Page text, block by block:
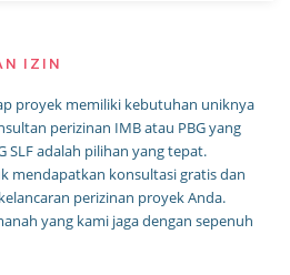
IZIN
proyek memiliki kebutuhan uniknya
perizinan IMB atau PBG yang
SLF adalah pilihan yang tepat.
mendapatkan konsultasi gratis dan
perizinan proyek Anda.
yang kami jaga dengan sepenuh